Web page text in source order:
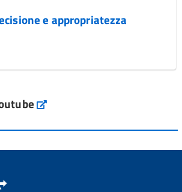
e appropriatezza